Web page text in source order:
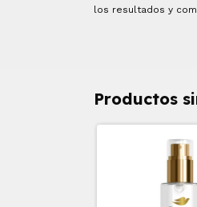
los resultados y
Productos